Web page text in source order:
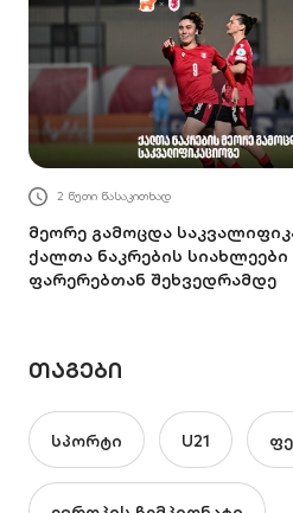
2 წუთი წასაკითხად
მეორე გამოცდა
ქალთა ნაკრების სიახლეები
ფარერებთან შეხვედრამდე
ᲗᲐᲒᲔᲑᲘ
სპორტი U21